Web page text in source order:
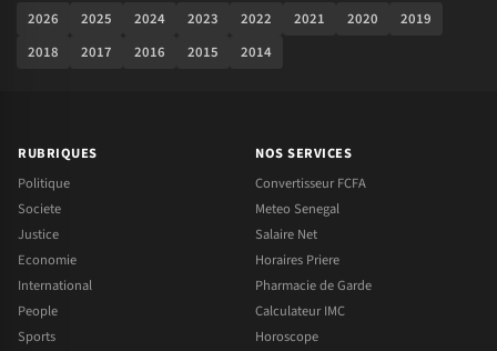
2026 2025 2024 2023 2022 2021 2020
2019
2018
2017 2016 2015 2014
RUBRIQUES
Politique
Societe
Justice
Economie
International
People
Sports
NOS SERVICES
Convertisseur FCFA
Meteo Senegal
Salaire Net
Horaires Priere
Pharmacie de Garde
Calculateur IMC
Horoscope